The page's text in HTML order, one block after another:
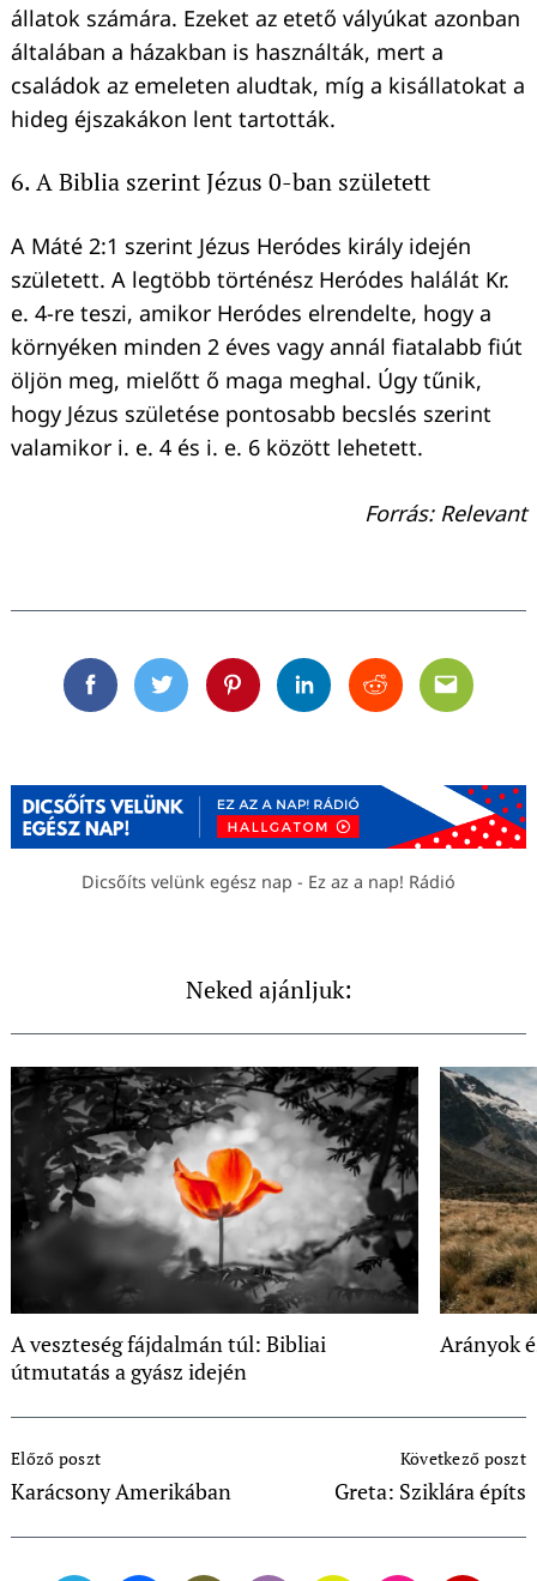
állatok számára. Ezeket az etető vályúkat azonban
általában a házakban is használták, mert a
családok az emeleten aludtak, míg a kisállatokat a
hideg éjszakákon lent tartották.
6. A Biblia szerint Jézus 0-ban született
A Máté 2:1 szerint Jézus Heródes király idején
született. A legtöbb történész Heródes halálát Kr.
e. 4-re teszi, amikor Heródes elrendelte, hogy a
környéken minden 2 éves vagy annál fiatalabb fiút
öljön meg, mielőtt ő maga meghal. Úgy tűnik,
hogy Jézus születése pontosabb becslés szerint
valamikor i. e. 4 és i. e. 6 között lehetett.
Forrás: Relevant
FacebookTwitterPinterestLinkedinRedditEmail
Dicsőíts velünk egész nap - Ez az a nap! Rádió
Neked ajánljuk:
A veszteség fájdalmán túl: Bibliai
útmutatás a gyász idején
Arányok
Navigation
Előző poszt
Karácsony Amerikában
Következő poszt
Greta: Sziklára építs